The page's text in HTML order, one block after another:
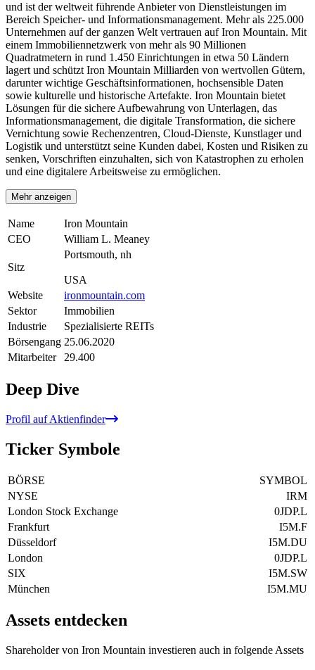
und ist der weltweit führende Anbieter von Dienstleistungen im
Bereich Speicher- und Informationsmanagement. Mehr als 225.000
Unternehmen auf der ganzen Welt vertrauen auf Iron Mountain. Mit
einem Immobiliennetzwerk von mehr als 90 Millionen
Quadratmetern in rund 1.450 Einrichtungen in etwa 50 Ländern
lagert und schützt Iron Mountain Milliarden von wertvollen Gütern,
darunter wichtige Geschäftsinformationen, hochsensible Daten
sowie kulturelle und historische Artefakte. Iron Mountain bietet
Lösungen für die sichere Aufbewahrung von Unterlagen, das
Informationsmanagement, die digitale Transformation, die sichere
Vernichtung sowie Rechenzentren, Cloud-Dienste, Kunstlager und
Logistik und unterstützt seine Kunden dabei, Kosten und Risiken zu
senken, Vorschriften einzuhalten, sich von Katastrophen zu erholen
und eine digitalere Arbeitsweise zu ermöglichen.
Mehr anzeigen
Name
Iron Mountain
CEO
William L. Meaney
Sitz
Portsmouth, nh
USA
Website
ironmountain.com
Sektor
Immobilien
Industrie
Spezialisierte REITs
Börsengang 25.06.2020
Mitarbeiter
29.400
Deep Dive
Profil auf Aktienfinder
Ticker Symbole
BÖRSE
SYMBOL
NYSE
IRM
London Stock Exchange
0JDP.L
Frankfurt
I5M.F
Düsseldorf
I5M.DU
London
0JDP.L
SIX
I5M.SW
München
I5M.MU
Assets entdecken
Shareholder von Iron Mountain investieren auch in folgende Assets